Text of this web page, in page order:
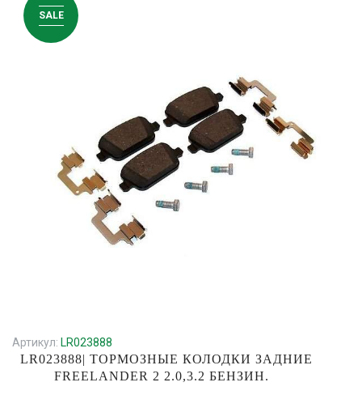
SALE
LR023888| ТОРМОЗНЫЕ КОЛОДКИ ЗАДНИЕ
FREELANDER 2 2.0,3.2 БЕНЗИН.
Артикул: LR023888